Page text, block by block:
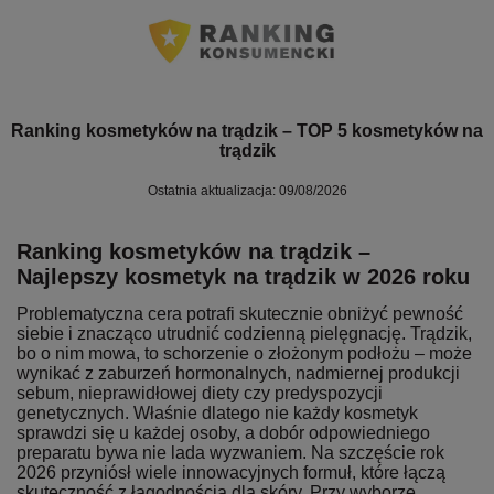
Ranking kosmetyków na trądzik – TOP 5 kosmetyków na
trądzik
Ostatnia aktualizacja: 09/08/2026
Ranking kosmetyków na trądzik –
Najlepszy kosmetyk na trądzik w 2026 roku
Problematyczna cera potrafi skutecznie obniżyć pewność
siebie i znacząco utrudnić codzienną pielęgnację. Trądzik,
bo o nim mowa, to schorzenie o złożonym podłożu – może
wynikać z zaburzeń hormonalnych, nadmiernej produkcji
sebum, nieprawidłowej diety czy predyspozycji
genetycznych. Właśnie dlatego nie każdy kosmetyk
sprawdzi się u każdej osoby, a dobór odpowiedniego
preparatu bywa nie lada wyzwaniem. Na szczęście rok
2026 przyniósł wiele innowacyjnych formuł, które łączą